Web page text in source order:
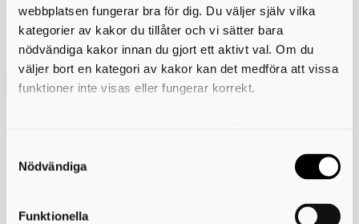
webbplatsen fungerar bra för dig. Du väljer själv vilka
kategorier av kakor du tillåter och vi sätter bara
nödvändiga kakor innan du gjort ett aktivt val. Om du
väljer bort en kategori av kakor kan det medföra att vissa
funktioner inte visas eller fungerar korrekt.
användning av kakor som du hittar längst ner på sidan
Nödvändiga
Funktionella
*Ämne
*Meddelande